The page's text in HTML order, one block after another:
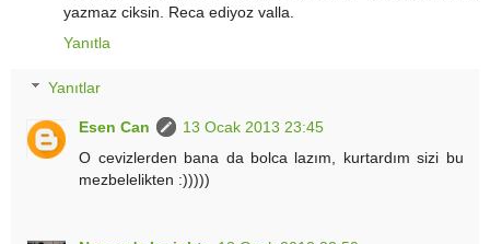
yazmaz ciksin. Reca ediyoz valla.
Yanıtla
Yanıtlar
Esen Can
13 Ocak 2013 23:45
O cevizlerden bana da bolca lazım, kurtardım sizi bu
mezbelelikten :)))))